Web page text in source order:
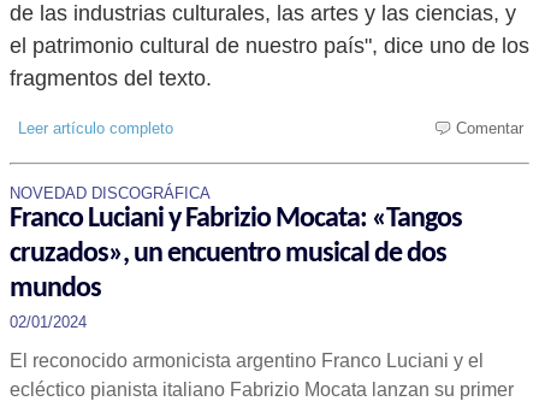
de las industrias culturales, las artes y las ciencias, y
el patrimonio cultural de nuestro país", dice uno de los
fragmentos del texto.
Leer artículo completo Comentar
NOVEDAD DISCOGRÁFICA
Franco Luciani y Fabrizio Mocata: «Tangos
cruzados», un encuentro musical de dos
mundos
02/01/2024
El reconocido armonicista argentino Franco Luciani y el
ecléctico pianista italiano Fabrizio Mocata lanzan su primer